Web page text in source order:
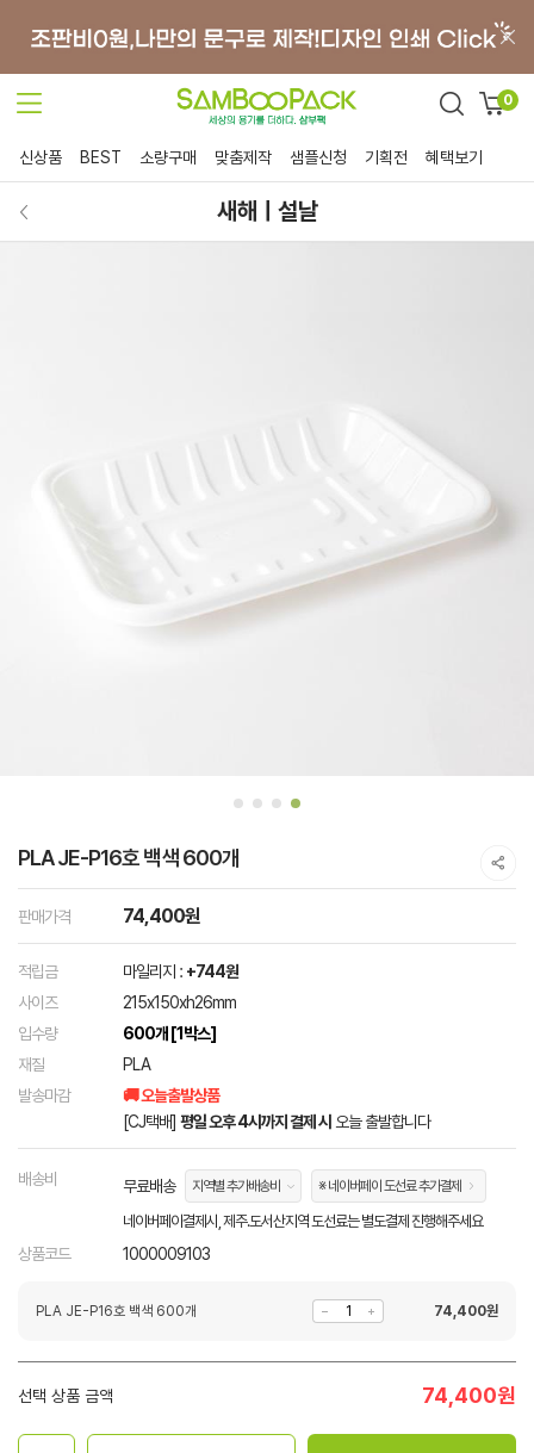
0
신상품 BEST 소량구매 맞춤제작 샘플신청 기획전 혜택보기
새해ㅣ설날
PLA JE-P16호 백색 600개
판매가격 74,400원
적립금 마일리지 : +744원
사이즈
215x150xh26mm
입수량
600개 [1박스]
재질
PLA
발송마감
🚚 오늘출발상품
[CJ택배] 평일 오후 4시까지 결제 시 오늘 출발합니다
배송비 무료배송 지역별 추가배송비 ※ 네이버페이 도선료 추가결제
네이버페이결제시, 제주.도서산지역 도선료는 별도결제 진행해주세요
상품코드 1000009103
PLA JE-P16호 백색 600개 74,400원
선택 상품 금액 74,400원